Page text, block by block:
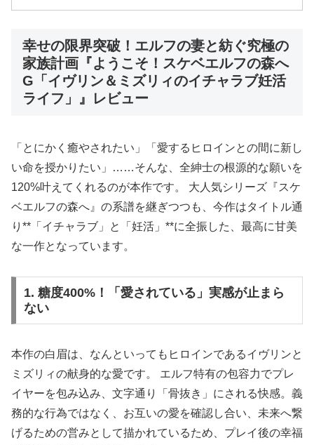
幸せの限界突破！エルフの妻と紡ぐ究極の
家族計画『ようこそ！スケベエルフの森へ
G「イヴリン＆ミズリィのイチャラブ妊活
ライフ」』レビュー
「とにかく癒やされたい」「愛するヒロインとの間に新し
い命を授かりたい」……そんな、全紳士の根源的な願いを
120%叶えてくれるのが本作です。 大人気シリーズ『スケ
ベエルフの森へ』の系譜を継ぎつつも、今作はタイトル通
り**「イチャラブ」と「妊活」**に全振した、最高に甘美
な一作となっています。
1. 糖度400%！「愛されている」実感が止まら
ない
本作の白眉は、なんといってもヒロインであるイヴリンと
ミズリィの献身的な愛です。 エルフ特有の包容力でプレ
イヤーを包み込み、文字通り「骨抜き」にされる快感。義
務的な行為ではなく、お互いの愛を確認し合い、未来へ繋
げるための営みとして描かれているため、プレイ後の幸福